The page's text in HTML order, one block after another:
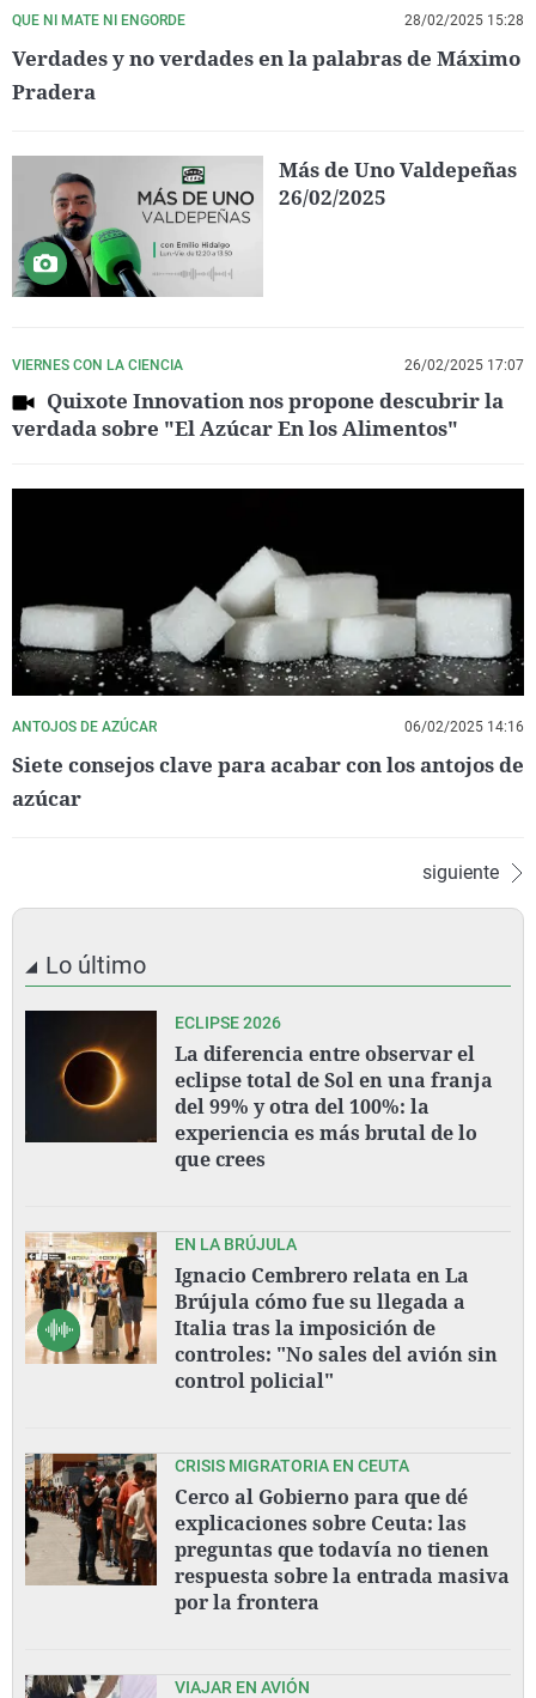
QUE NI MATE NI ENGORDE 28/02/2025 15:28
Verdades y no verdades en la palabras de Máximo
Pradera
Más de Uno Valdepeñas
26/02/2025
VIERNES CON LA CIENCIA 26/02/2025 17:07
Quixote Innovation nos propone descubrir la
verdada sobre "El Azúcar En los Alimentos"
ANTOJOS DE AZÚCAR 06/02/2025 14:16
Siete consejos clave para acabar con los antojos de
azúcar
siguiente
Lo último
ECLIPSE 2026
La diferencia entre observar el
eclipse total de Sol en una franja
del 99% y otra del 100%: la
experiencia es más brutal de lo
que crees
EN LA BRÚJULA
Ignacio Cembrero relata en La
Brújula cómo fue su llegada a
Italia tras la imposición de
controles: "No sales del avión sin
control policial"
CRISIS MIGRATORIA EN CEUTA
Cerco al Gobierno para que dé
explicaciones sobre Ceuta: las
preguntas que todavía no tienen
respuesta sobre la entrada masiva
por la frontera
VIAJAR EN AVIÓN